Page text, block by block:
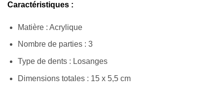
Caractéristiques :
Matière : Acrylique
Nombre de parties : 3
Type de dents : Losanges
Dimensions totales : 15 x 5,5 cm